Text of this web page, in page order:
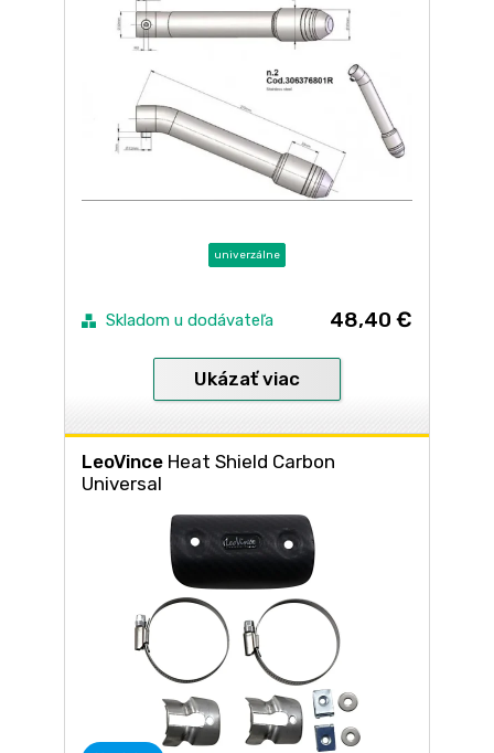
univerzálne
Skladom u dodávateľa 48,40 €
Ukázať viac
LeoVince Heat Shield Carbon
Universal